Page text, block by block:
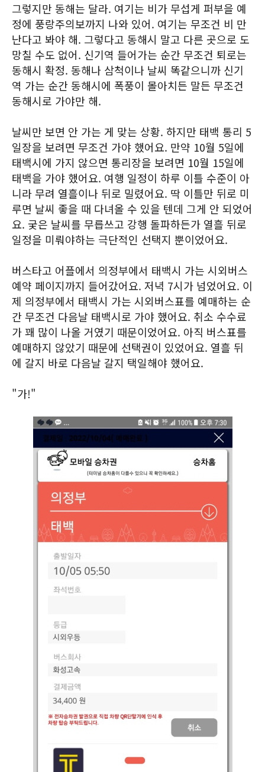
그렇지만 동해는 달라. 여기는 비가 무섭게 퍼부을 예
정에 풍랑주의보까지 나와 있어. 여기는 무조건 비 만
난다고 봐야 해. 그렇다고 동해시 말고 다른 곳으로 도
망칠 수도 없어. 신기역 들어가는 순간 무조건 퇴로는
동해시 확정. 동해나 삼척이나 날씨 똑같으니까 신기
역 가는 순간 동해시에 폭풍이 몰아치든 말든 무조건
동해시로 가야만 해.
날씨만 보면 안 가는 게 맞는 상황. 하지만 태백 통리 5
일장을 보려면 무조건 가야 했어요. 만약 10월 5일에
태백시에 가지 않으면 통리장을 보려면 10월 15일에
태백을 가야 했어요. 여행 일정이 하루 이틀 수준이 아
니라 무려 열흘이나 뒤로 밀렸어요. 딱 이틀만 뒤로 미
루면 날씨 좋을 때 다녀올 수 있을 텐데 그게 안 되었어
요. 궂은 날씨를 무릅쓰고 강행 돌파하든가 열흘 뒤로
일정을 미뤄야하는 극단적인 선택지 뿐이었어요.
버스타고 어플에서 의정부에서 태백시 가는 시외버스
예약 페이지까지 들어갔어요. 저녁 7시가 넘었어요. 이
제 의정부에서 태백시 가는 시외버스표를 예매하는 순
간 무조건 다음날 태백시로 가야 했어요. 취소 수수료
가 꽤 많이 나올 거였기 때문이었어요. 아직 버스표를
예매하지 않았기 때문에 선택권이 있었어요. 열흘 뒤
에 갈지 바로 다음날 갈지 택일해야 했어요.
"가!"